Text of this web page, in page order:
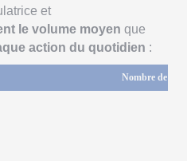
et
le volume moyen que
action du quotidien :
Nombre de